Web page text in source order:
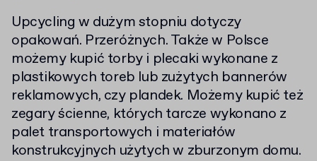
Upcycling w dużym stopniu dotyczy
opakowań. Przeróżnych. Także w Polsce
możemy kupić torby i plecaki wykonane z
plastikowych toreb lub zużytych bannerów
reklamowych, czy plandek. Możemy kupić też
zegary ścienne, których tarcze wykonano z
palet transportowych i materiałów
konstrukcyjnych użytych w zburzonym domu.